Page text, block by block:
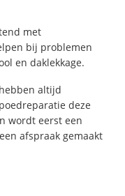
met
bij problemen
en daklekkage.
altijd
deze
wordt eerst een
afspraak gemaakt